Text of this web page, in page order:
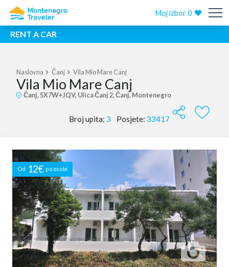
Moj izbor0
RENT A CAR
Naslovna Čanj Vila Mio Mare Canj
Vila Mio Mare Canj
Čanj, 5X7W+JQV, Ulica Čanj 2, Čanj, Montenegro
Broj upita: 3 Posjete: 33417
Od 12€ po osobi